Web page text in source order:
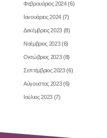
Φεβρουάριος 2024(6)
Ιανουάριος 2024 (7)
Δεκέμβριος 2023 (8)
Νοέμβριος 2023(6)
Οκτώβριος 2023(8)
Σεπτέμβριος 2023(6)
Αύγουστος 2023(6)
Ιούλιος 2023 (7)